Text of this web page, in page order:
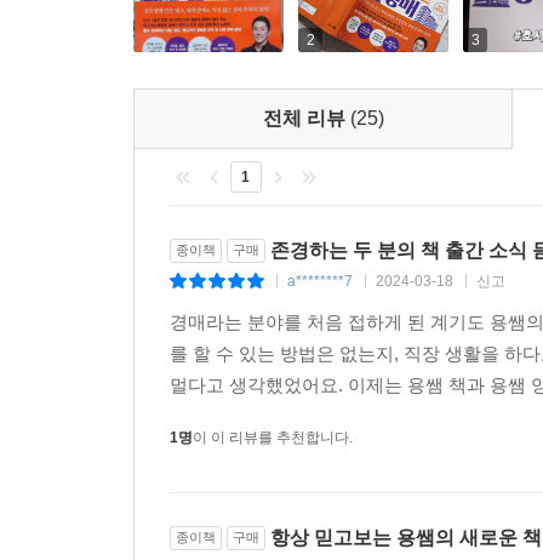
『따라 하면 무조건 돈 버는 실전 부동산 경매』
한 번 보고 바로 따라 하는 입찰 당일 체크리스트
바쁜 직장인을 위한 책상에서 물건 찾기
발품불패! 임장 체크리스트
경매에서 다루는 네 가지 가격
이런 상황에 대비하고 수익률을 방어하기 위해
설명하고 있다. 이 모든 것을 전자소송 사이트
잔금납부하는 방법부터 셀프로 신청하는 부동산
고스란히 돌려주는 경매 투자의 답안지와 같다.
2 3
전체 리뷰 (25)
1
종이책 구매 존경하는 두 분의 책 출간 소식
a********7 2024-03-18 신고
경매라는 분야를 처음 접하게 된 계기도 용쌤
를 할 수 있는 방법은 없는지, 직장 생활을 하
멀다고 생각했었어요. 이제는 용쌤 책과 용쌤
1명이 이 리뷰를 추천합니다.
종이책 구매 항상 믿고보는 용쌤의 새로운